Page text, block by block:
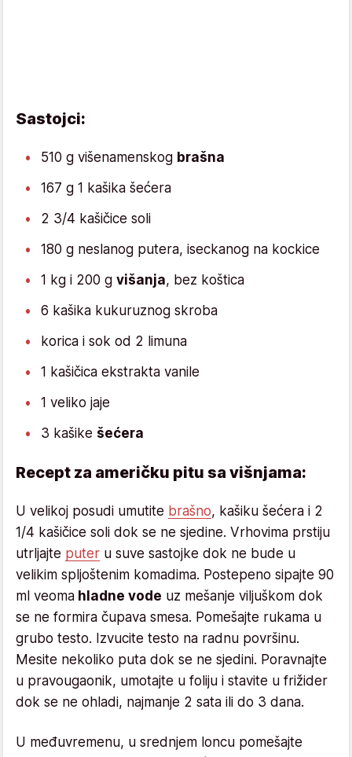
Sastojci:
510 g višenamenskog brašna
167 g 1 kašika šećera
2 3/4 kašičice soli
180 g neslanog putera, iseckanog na kockice
1 kg i 200 g višanja, bez koštica
6 kašika kukuruznog skroba
korica i sok od 2 limuna
1 kašičica ekstrakta vanile
1 veliko jaje
3 kašike šećera
Recept za američku pitu sa višnjama:
U velikoj posudi umutite brašno, kašiku šećera i 2
1/4 kašičice soli dok se ne sjedine. Vrhovima prstiju
utrljajte puter u suve sastojke dok ne bude u
velikim spljoštenim komadima. Postepeno sipajte 90
ml veoma hladne vode uz mešanje viljuškom dok
se ne formira čupava smesa. Pomešajte rukama u
grubo testo. Izvucite testo na radnu površinu.
Mesite nekoliko puta dok se ne sjedini. Poravnajte
u pravougaonik, umotajte u foliju i stavite u frižider
dok se ne ohladi, najmanje 2 sata ili do 3 dana.
U međuvremenu, u srednjem loncu pomešajte